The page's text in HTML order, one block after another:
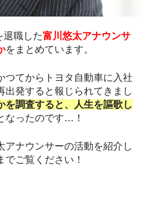
退職した富川悠太アナウンサ
をまとめています。
つてからトヨタ自動車に入社
出発すると報じられてきまし
を調査すると、人生を謳歌し
なったのです…！
アナウンサーの活動を紹介し
ご覧ください！